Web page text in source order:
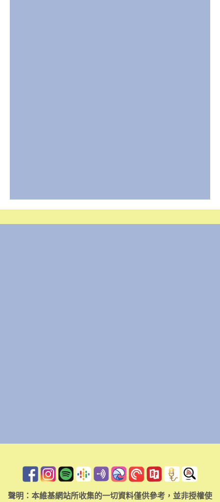
聲明：本維基網站所收集的一切資料僅供參考，並非授權使